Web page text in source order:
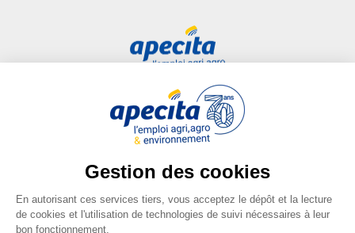
Entreprise
Centre de formation
Liens utiles
Plan du site
FAQ